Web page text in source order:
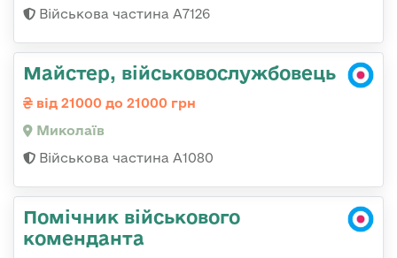
Військова частина А7126
Майстер, військовослужбовець
від 21000 до 21000 грн
Миколаїв
Військова частина А1080
Помічник військового
коменданта